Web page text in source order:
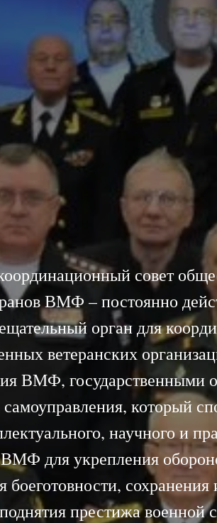
совет
ВМФ – постоянно
орган для
ветеранских
ВМФ, государственными
который
научного и
ВМФ для укрепления
сохранения
престижа военной